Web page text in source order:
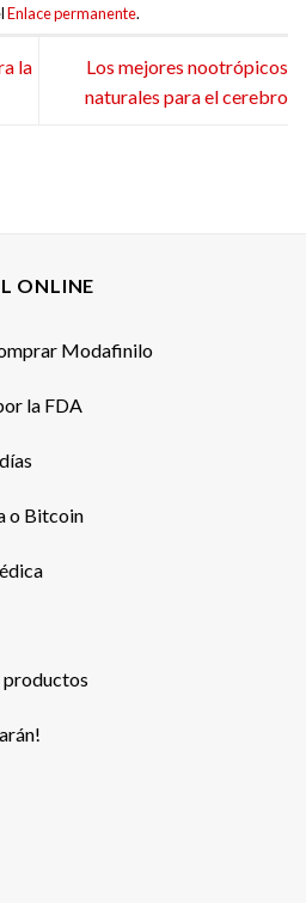
Enlace permanente.
la
Los mejores nootrópicos
naturales para el cerebro
ONLINE
Modafinilo
la FDA
o Bitcoin
productos